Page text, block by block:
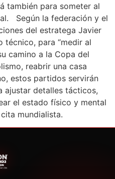
también para someter al
Según la federación y el
del estratega Javier
técnico, para “medir al
camino a la Copa del
reabrir una casa
estos partidos servirán
ajustar detalles tácticos,
el estado físico y mental
mundialista.